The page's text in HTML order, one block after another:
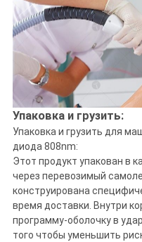
Упаковка и грузить:
Упаковка и грузить для
диода 808nm:
Этот продукт упакован в
через перевозимый
конструирована
время доставки. Внутри
программу-оболочку в
того чтобы уменьшить